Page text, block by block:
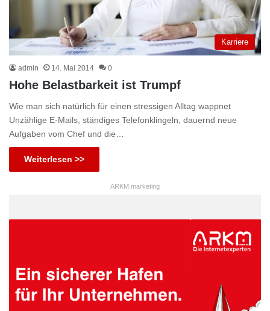
Karriere
admin 14. Mai 2014 0
Hohe Belastbarkeit ist Trumpf
Wie man sich natürlich für einen stressigen Alltag wappnet
Unzählige E-Mails, ständiges Telefonklingeln, dauernd neue
Aufgaben vom Chef und die…
Weiterlesen >>
ARKM.marketing